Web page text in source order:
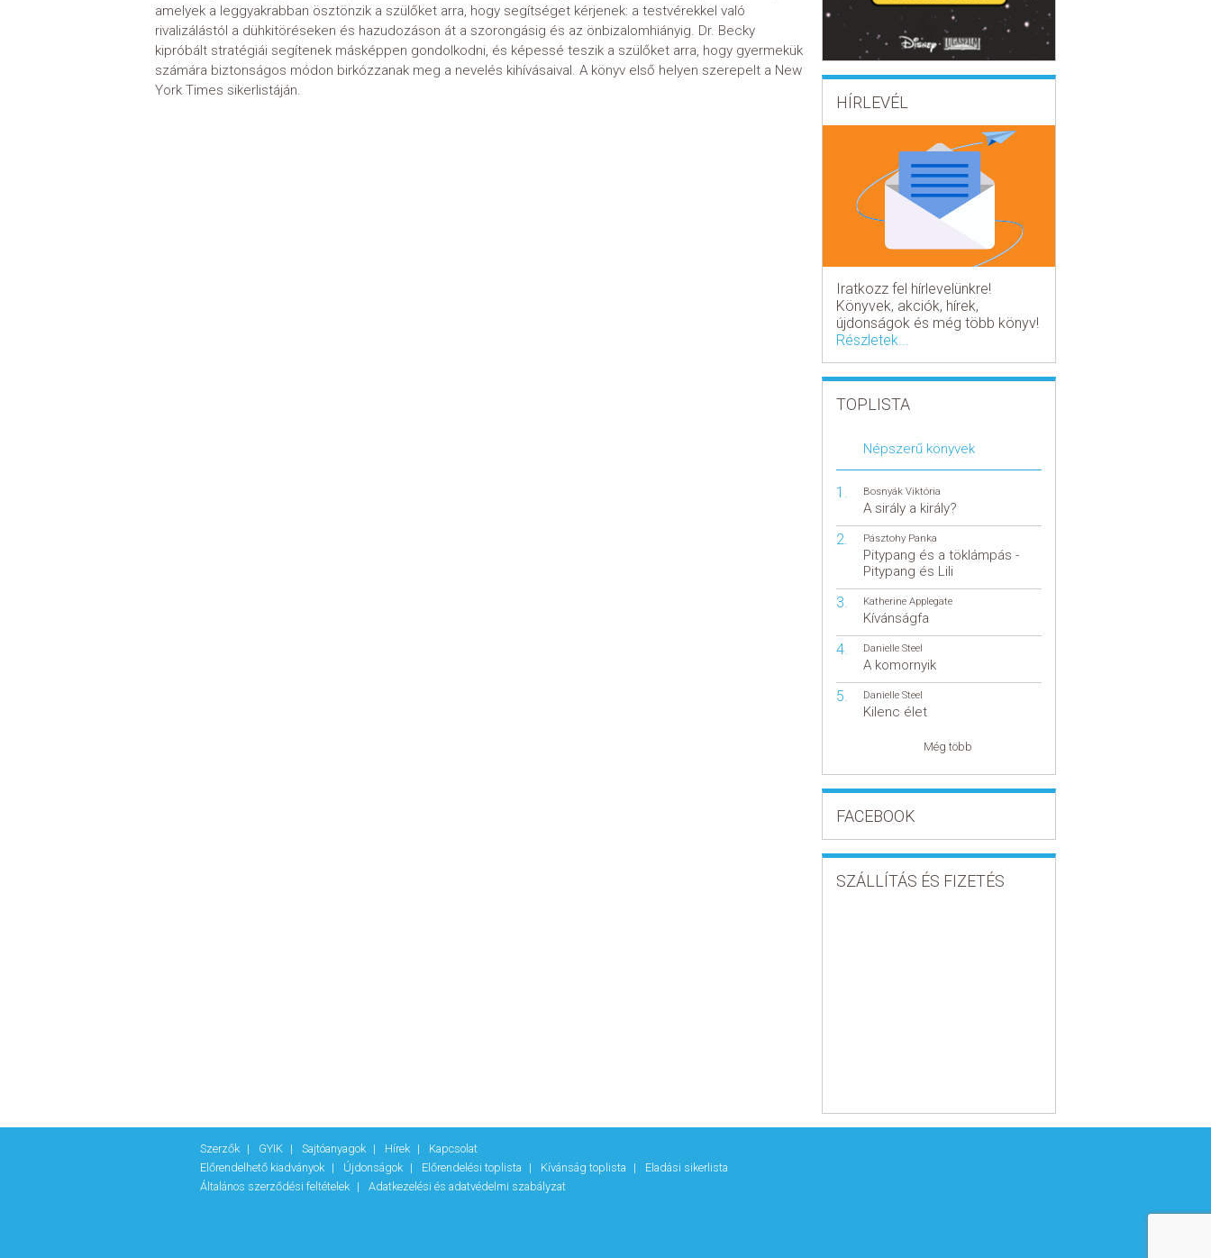
amelyek a leggyakrabban ösztönzik a szülőket arra, hogy segítséget kérjenek: a testvérekkel való
rivalizálástól a dühkitöréseken és hazudozáson át a szorongásig és az önbizalomhiányig. Dr. Becky
kipróbált stratégiái segítenek másképpen gondolkodni, és képessé teszik a szülőket arra, hogy gyermekük
számára biztonságos módon birkózzanak meg a nevelés kihívásaival. A könyv első helyen szerepelt a New
York Times sikerlistáján.
HÍRLEVÉL
Iratkozz fel hírlevelünkre!
Könyvek, akciók, hírek,
újdonságok és még több könyv!
Részletek...
TOPLISTA
Népszerű könyvek
Bosnyák Viktória
A sirály a király?
Pásztohy Panka
Pitypang és a töklámpás -
Pitypang és Lili
Katherine Applegate
Kívánságfa
Danielle Steel
A komornyik
Danielle Steel
Kilenc élet
Még több
FACEBOOK
SZÁLLÍTÁS ÉS FIZETÉS
Szerzők GYIK Sajtóanyagok Hírek
Kapcsolat
Előrendelhető kiadványok
Újdonságok Előrendelési toplista Kívánság toplista
Eladási sikerlista
Általános szerződési feltételek
Adatkezelési és adatvédelmi szabályzat